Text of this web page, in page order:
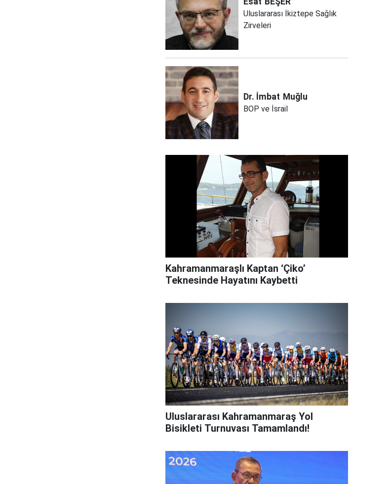
Uluslararası İkiztepe Sağlık
Zirveleri
Dr. İmbat Muğlu
BOP ve İsrail
Kahramanmaraşlı Kaptan ‘Çiko’
Teknesinde Hayatını Kaybetti
Uluslararası Kahramanmaraş Yol
Bisikleti Turnuvası Tamamlandı!